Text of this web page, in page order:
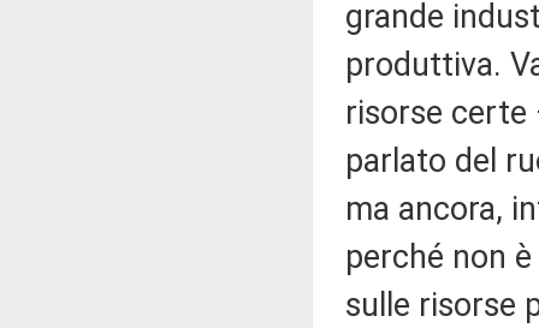
grande
produttiva.
risorse certe
parlato del
ma ancora,
perché non
sulle risorse